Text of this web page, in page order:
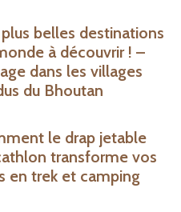
belles destinations
à découvrir ! –
dans les villages
du Bhoutan
le drap jetable
transforme vos
en trek et camping